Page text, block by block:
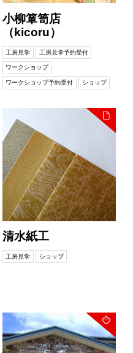
小柳箪笥店
（kicoru）
工房見学 工房見学予約受付
ワークショップ
ワークショップ予約受付 ショップ
清水紙工
工房見学 ショップ